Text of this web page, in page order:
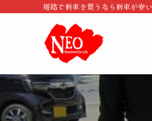
姫路で新車を買うなら新車が安